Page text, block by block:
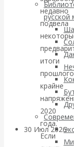
русской
nach
30 Июл 2026
недавно
подвела
итоги
крайне
2020
года.
Если